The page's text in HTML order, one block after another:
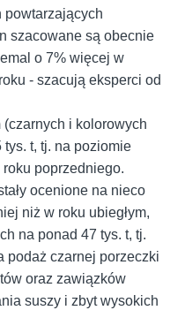
powtarzających
szacowane są obecnie
o 7% więcej w
- szacują eksperci od
(czarnych i kolorowych
tys. t, tj. na poziomie
poprzedniego.
ocenione na nieco
niż w roku ubiegłym,
na ponad 47 tys. t, tj.
podaż czarnej porzeczki
oraz zawiązków
suszy i zbyt wysokich